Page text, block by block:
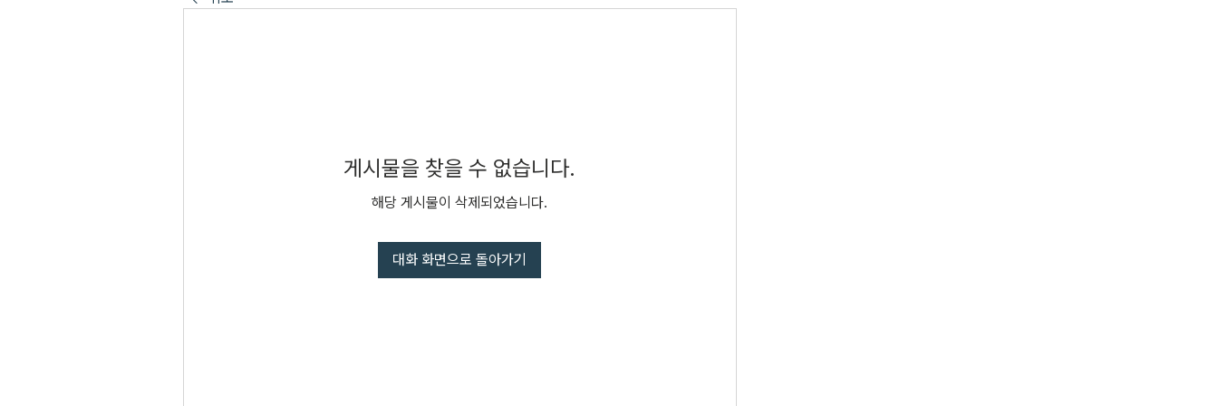
게시물을 찾을 수 없습니다.
해당 게시물이 삭제되었습니다.
대화 화면으로 돌아가기